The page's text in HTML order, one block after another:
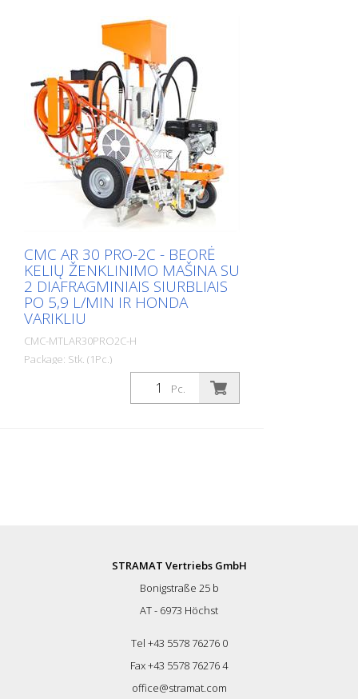
CMC AR 30 PRO-2C - BEORĖ
KELIŲ ŽENKLINIMO MAŠINA SU
2 DIAFRAGMINIAIS SIURBLIAIS
PO 5,9 L/MIN IR HONDA
VARIKLIU
CMC-MTLAR30PRO2C-H
Package: Stk. (1Pc.)
2 spalvų rankinis kelių ženklinimo
aparatas. Žymėti plačias linijas viena
- hidrauline pavara. (Žr. šiuos straipsnius)
Reguliuojamas priekinis ratas, žymėti
siaurus spindulius. Dirbant jį galima
svirtimi. Vairavimo kietumą galima
reguliuoti atskiru reguliatoriumi
Teleskopinis skydelis lengvai pradiniam
žymėjimui arba tiksliam esamų linijų
Pc.
STRAMAT Vertriebs GmbH
Bonigstraße 25 b
AT - 6973 Höchst
Tel +43 5578 76276 0
Fax +43 5578 76276 4
office@stramat.com